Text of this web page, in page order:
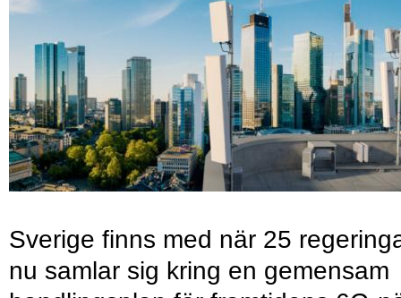
Sverige finns med när 25
nu samlar sig kring en gemensam